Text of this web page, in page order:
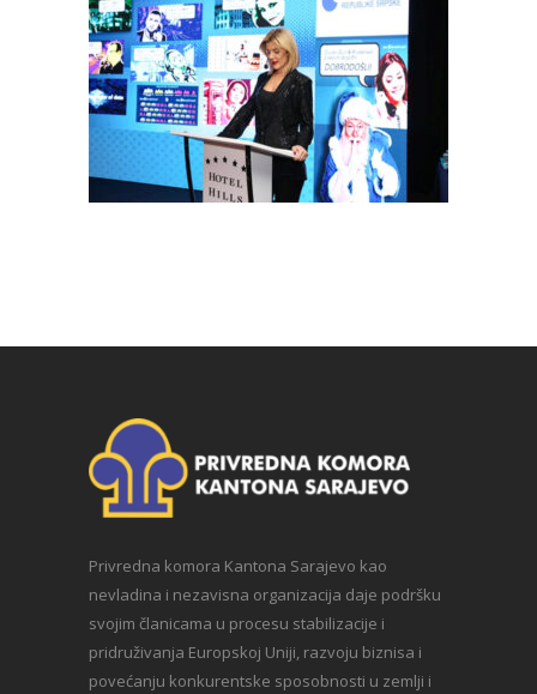
Privredna komora Kantona Sarajevo kao
nevladina i nezavisna organizacija daje podršku
svojim članicama u procesu stabilizacije i
pridruživanja Europskoj Uniji, razvoju biznisa i
povećanju konkurentske sposobnosti u zemlji i